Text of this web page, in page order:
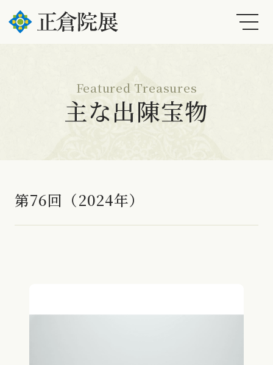
Featured Treasures
主な出陳宝物
第76回（2024年）